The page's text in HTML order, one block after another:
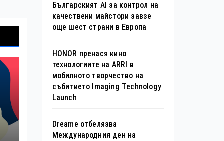
Българският AI за контрол на
качествени майстори завзе
още шест страни в Европа
HONOR пренася кино
технологиите на ARRI в
мобилното творчество на
събитието Imaging Technology
Launch
Dreame отбелязва
Международния ден на